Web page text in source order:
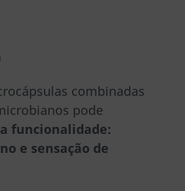
combinadas
pode
funcionalidade:
e sensação de